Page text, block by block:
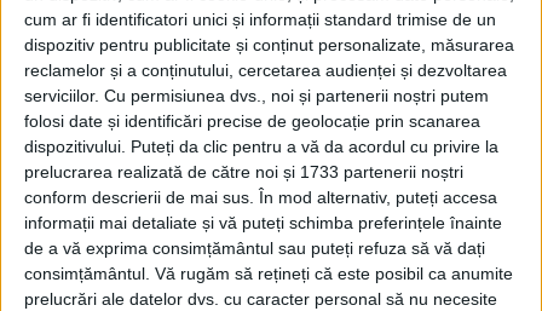
cum ar fi identificatori unici și informații standard trimise de un
dispozitiv pentru publicitate și conținut personalizate, măsurarea
reclamelor și a conținutului, cercetarea audienței și dezvoltarea
serviciilor. Cu permisiunea dvs., noi și partenerii noștri putem
folosi date și identificări precise de geolocație prin scanarea
dispozitivului. Puteți da clic pentru a vă da acordul cu privire la
prelucrarea realizată de către noi și 1733 partenerii noștri
conform descrierii de mai sus. În mod alternativ, puteți accesa
informații mai detaliate și vă puteți schimba preferințele înainte
de a vă exprima consimțământul sau puteți refuza să vă dați
consimțământul. Vă rugăm să rețineți că este posibil ca anumite
prelucrări ale datelor dvs. cu caracter personal să nu necesite
modernă: Strousberg și Hallier
ETICHETE: SIRUNI,VAZKEN
PUBLICAT IN CATEGORIILE: MAI 2018
DISTRIBUIE ȘTIREA:
FACEBOOK
DACĂ VA PLAC MATERIALELE PUBLICATE, VA INVITĂM SĂ NE URMĂRIȚI
ȘI PE
PAGINA NOASTRĂ DE FACEBOOK
RECOMANDARI PENTRU TINE